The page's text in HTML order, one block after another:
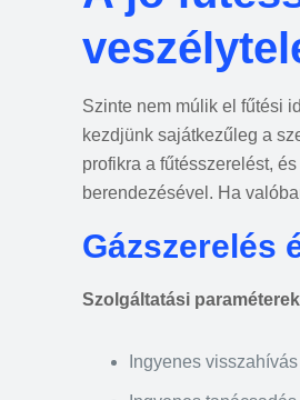
Szinte nem múlik el fűtési
kezdjünk sajátkezűleg a
profikra a fűtésszerelést,
berendezésével. Ha
Gázszerelés
Szolgáltatási
Ingyenes visszahívás